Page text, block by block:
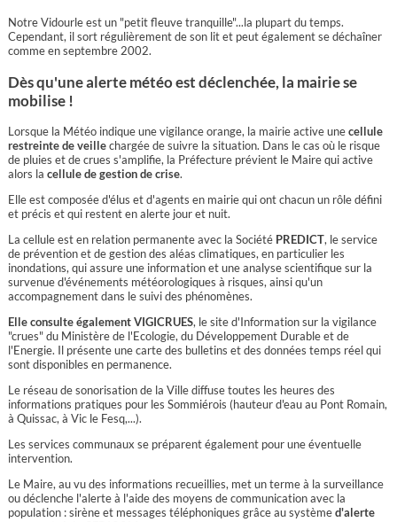
Notre Vidourle est un "petit fleuve tranquille"...la plupart du temps.
Cependant, il sort régulièrement de son lit et peut également se déchaîner
comme en septembre 2002.
Dès qu'une alerte météo est déclenchée, la mairie se
mobilise !
Lorsque la Météo indique une vigilance orange, la mairie active unecellule
restreinte de veillechargée de suivre la situation. Dans le cas où le risque
de pluies et de crues s'amplifie, la Préfecture prévient le Maire qui active
alors la cellule de gestion de crise.
Elle est composée d'élus et d'agents en mairie qui ont chacun un rôle défini
et précis et qui restent en alerte jour et nuit.
La cellule est en relation permanente avec la Société PREDICT, le service
de prévention et de gestion des aléas climatiques, en particulier les
inondations, qui assure une information et une analyse scientifique sur la
survenue d'événements météorologiques à risques, ainsi qu'un
accompagnement dans le suivi des phénomènes.
Elle consulte également VIGICRUES, le site d'Information sur la vigilance
"crues" du Ministère de l'Ecologie, du Développement Durable et de
l'Energie. Il présente une carte des bulletins et des données temps réel qui
sont disponibles en permanence.
Le réseau de sonorisation de la Ville diffuse toutes les heures des
informations pratiques pour les Sommiérois (hauteur d'eau au Pont Romain,
à Quissac, à Vic le Fesq,...).
Les services communaux se préparent également pour une éventuelle
intervention.
Le Maire, au vu des informations recueillies, met un terme à la surveillance
ou déclenche l'alerte à l'aide des moyens de communication avec la
population : sirène et messages téléphoniques grâce au systèmed'alerte